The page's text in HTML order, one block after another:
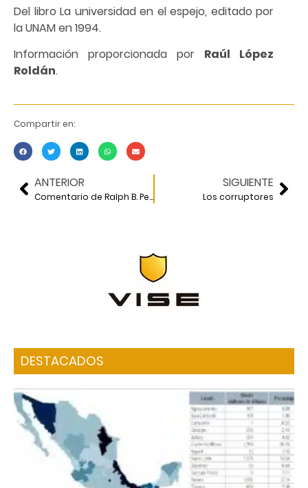
Del libro La universidad en el espejo, editado por
la UNAM en 1994.
Información proporcionada por Raúl López
Roldán.
Compartir en:
ANTERIOR
Comentario de Ralph B. Peck acerca del reglamento de construcción
SIGUIENTE
Los corruptores
DESTACADOS